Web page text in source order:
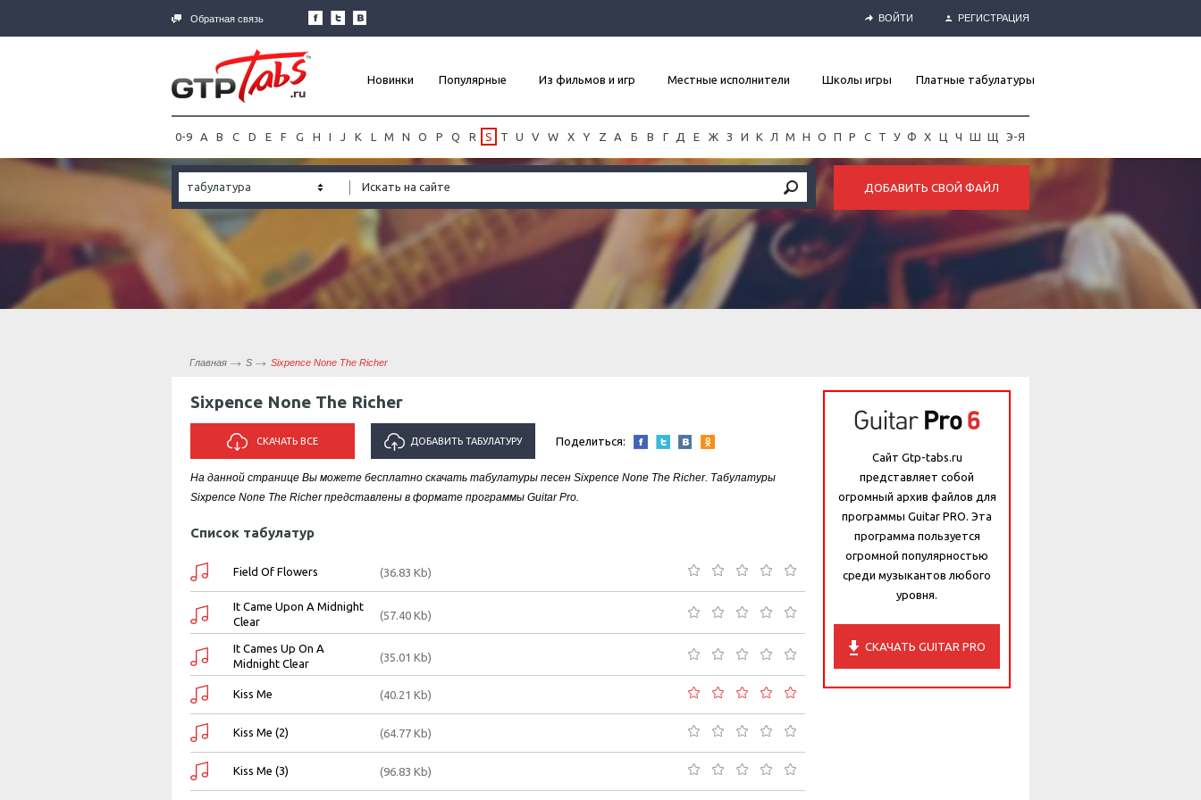
Обратная связь ВОЙТИ РЕГИСТРАЦИЯ
Новинки Популярные Из фильмов и игр Местные исполнители Школы игры Платные табулатуры
0-9 A B C D E F G H I J K L M N O P Q R S T U V W X Y Z А Б В Г Д Е Ж З И К Л М Н О П Р С Т У Ф Х Ц Ч Ш Щ Э-Я
табулатура ДОБАВИТЬ СВОЙ ФАЙЛ
Главная S Sixpence None The Richer
Sixpence None The Richer
СКАЧАТЬ ВСЕ ДОБАВИТЬ ТАБУЛАТУРУ
ИСПОЛНИТЕЛЯ "SIXPENCE NONE
Поделиться:
На данной странице Вы можете бесплатно скачать табулатуры песен Sixpence None The Richer. Табулатуры
Sixpence None The Richer представлены в формате программы Guitar Pro.
Список табулатур
Field Of Flowers (36.83 Kb)
It Came Upon A Midnight
Clear
(57.40 Kb)
It Cames Up On A
Midnight Clear
(35.01 Kb)
Kiss Me (40.21 Kb)
Kiss Me (2) (64.77 Kb)
Kiss Me (3) (96.83 Kb)
Сайт Gtp-tabs.ru
представляет собой
огромный архив файлов для
программы Guitar PRO. Эта
программа пользуется
огромной популярностью
среди музыкантов любого
уровня.
СКАЧАТЬ GUITAR PRO